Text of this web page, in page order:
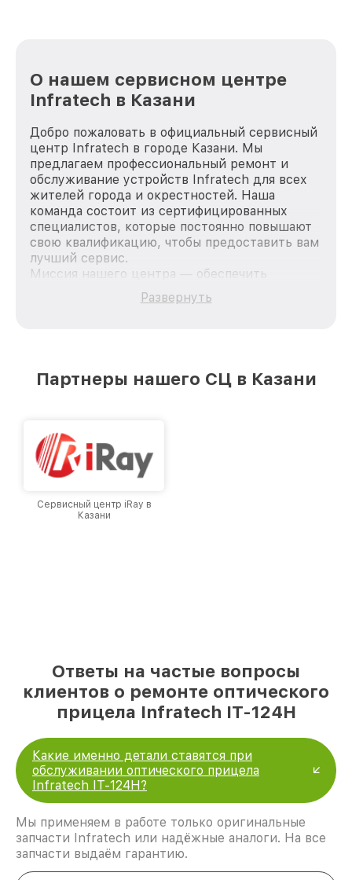
О нашем сервисном центре
Infratech в Казани
Добро пожаловать в официальный сервисный
центр Infratech в городе Казани. Мы
предлагаем профессиональный ремонт и
обслуживание устройств Infratech для всех
жителей города и окрестностей. Наша
команда состоит из сертифицированных
специалистов, которые постоянно повышают
свою квалификацию, чтобы предоставить вам
лучший сервис.
Миссия нашего центра — обеспечить
качественный и доступный ремонт для
каждого пользователя продукции Infratech,
лучшим сервисным центром Infratech в
Развернуть
Партнеры нашего СЦ в Казани
Сервисный центр iRay в
Казани
Ответы на частые вопросы
клиентов о ремонте оптического
прицела Infratech IT-124Н
Какие именно детали ставятся при
обслуживании оптического прицела
Infratech IT-124Н?
Мы применяем в работе только оригинальные
запчасти Infratech или надёжные аналоги. На все
запчасти выдаём гарантию.